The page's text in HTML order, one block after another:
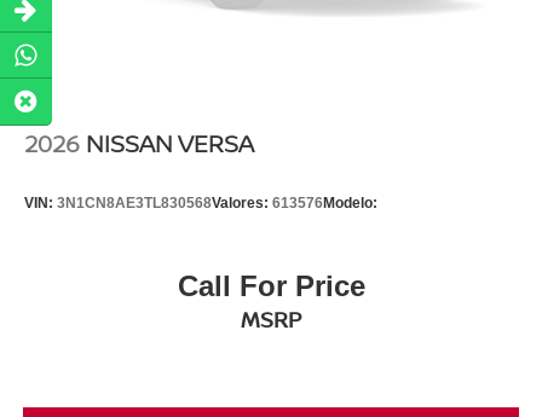
2026 NISSAN VERSA
VIN: 3N1CN8AE3TL830568Valores: 613576Modelo:
Call For Price
MSRP